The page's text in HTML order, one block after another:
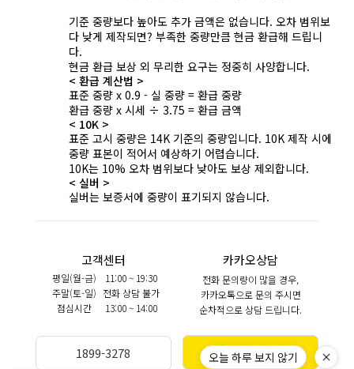
기준 중량보다 높아도 추가 금액은 없습니다. 오차 범위보
다 낮게 제작되면? 부족한 중량만큼 현금 환급해 드립니
다.
현금 환급 보상 외 무리한 요구는 정중히 사양합니다.
< 환급 계산법 >
표준 중량 x 0.9 - 실 중량 = 환급 중량
환급 중량 x 시세 ÷ 3.75 = 환급 금액
< 10K >
표준 고시 중량은 14K 기준의 중량입니다. 10K 제작 시에
중량 표본이 적어서 예상하기 어렵습니다.
10K는 10% 오차 범위보다 낮아도 보상 제외합니다.
< 실버 >
실버는 보증서에 중량이 표기되지 않습니다.
고객센터
평일(월-금)
주말(토-일)
점심시간
11:00 ~ 19:30
전화 상담 불가
13:00 ~ 14:00
1899-3278
카카오상담
전화 문의량이 많을 경우,
카카오톡으로 문의 주시면
순차적으로 상담 드립니다.
카카오상담
오늘 하루 보지 않기